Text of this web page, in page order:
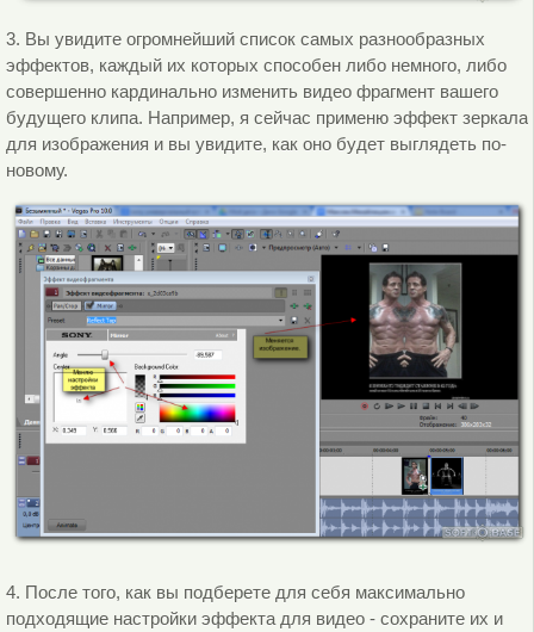
3. Вы увидите огромнейший список самых разнообразных
эффектов, каждый их которых способен либо немного, либо
совершенно кардинально изменить видео фрагмент вашего
будущего клипа. Например, я сейчас применю эффект зеркала
для изображения и вы увидите, как оно будет выглядеть по-
новому.
4. После того, как вы подберете для себя максимально
подходящие настройки эффекта для видео - сохраните их и